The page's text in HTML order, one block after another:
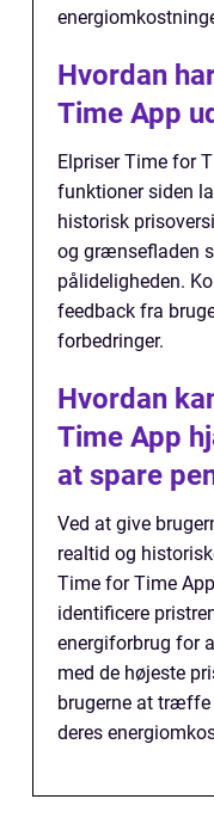
Hvordan
Time App
Elpriser Time for
funktioner siden
historisk
og grænsefladen
pålideligheden.
feedback fra
forbedringer.
Hvordan
Time App
at spare
Ved at give
realtid og
Time for Time
identificere
energiforbrug for
med de højeste
brugerne at træffe
deres